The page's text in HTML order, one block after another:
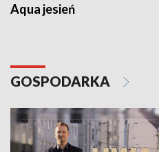
Aqua jesień
GOSPODARKA